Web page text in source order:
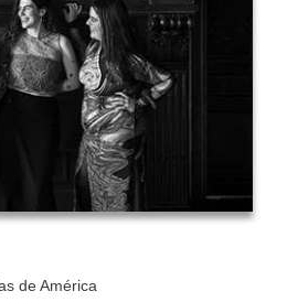
de América